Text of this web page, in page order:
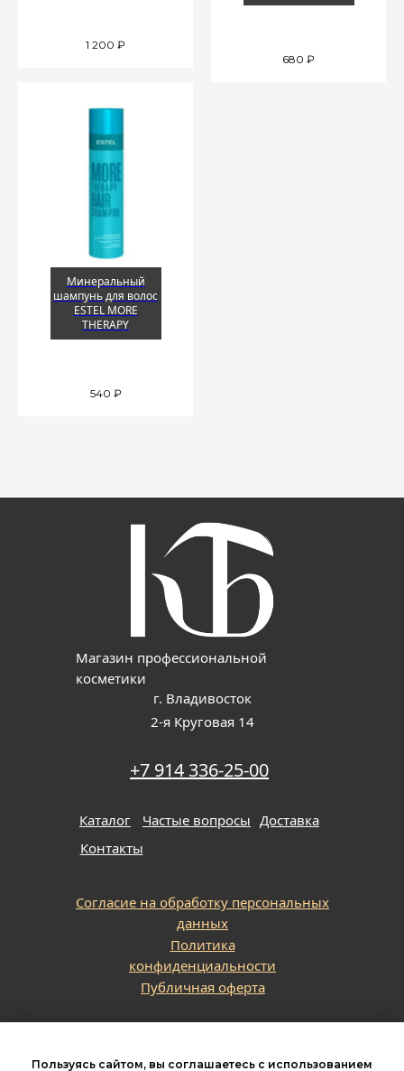
Пользуясь сайтом, вы соглашаетесь с использованием
1 200 ₽
680 ₽
Минеральный
шампунь для волос
ESTEL MORE
THERAPY
540 ₽
г. Владивосток
2-я Круговая 14
Каталог Доставка
Частые вопросы
Контакты
+7 914 336-25-00
Магазин профессиональной
косметики
Политика
конфиденциальности
253804419637, ОГРНИП
Публичная оферта
Согласие на обработку персональных
данных